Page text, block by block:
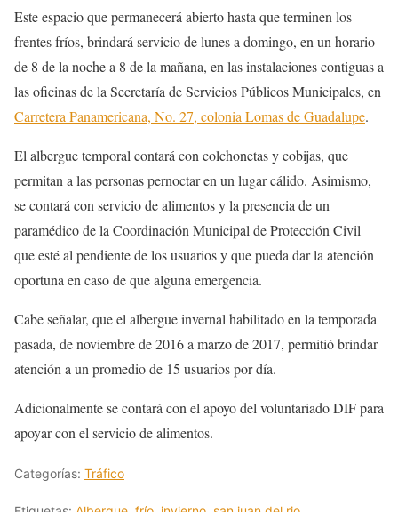
Este espacio que permanecerá abierto hasta que terminen los
frentes fríos, brindará servicio de lunes a domingo, en un horario
de 8 de la noche a 8 de la mañana, en las instalaciones contiguas a
las oficinas de la Secretaría de Servicios Públicos Municipales, en
Carretera Panamericana, No. 27, colonia Lomas de Guadalupe.
El albergue temporal contará con colchonetas y cobijas, que
permitan a las personas pernoctar en un lugar cálido. Asimismo,
se contará con servicio de alimentos y la presencia de un
paramédico de la Coordinación Municipal de Protección Civil
que esté al pendiente de los usuarios y que pueda dar la atención
oportuna en caso de que alguna emergencia.
Cabe señalar, que el albergue invernal habilitado en la temporada
pasada, de noviembre de 2016 a marzo de 2017, permitió brindar
atención a un promedio de 15 usuarios por día.
Adicionalmente se contará con el apoyo del voluntariado DIF para
apoyar con el servicio de alimentos.
Categorías: Tráfico